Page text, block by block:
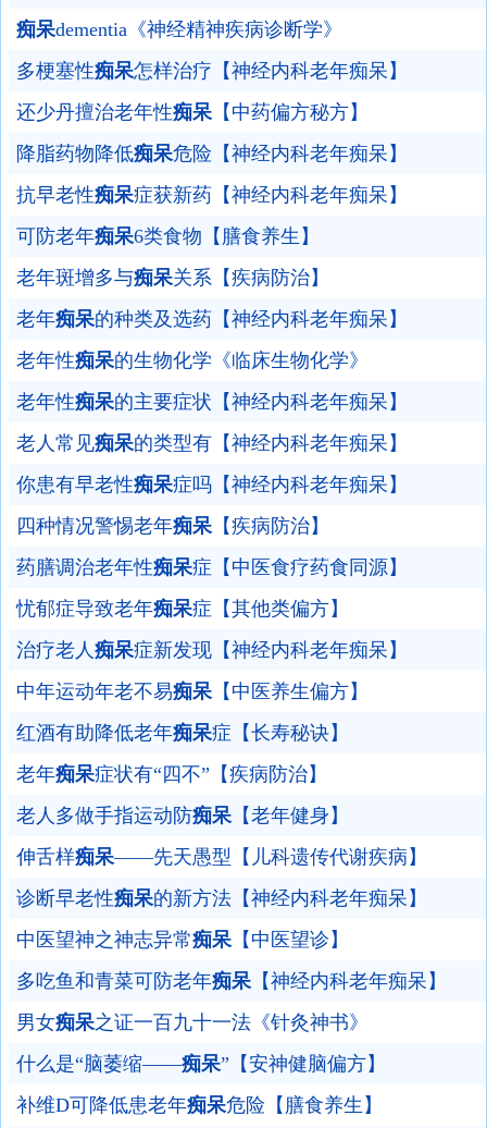
痴呆dementia《神经精神疾病诊断学》
多梗塞性痴呆怎样治疗【神经内科老年痴呆】
还少丹擅治老年性痴呆【中药偏方秘方】
降脂药物降低痴呆危险【神经内科老年痴呆】
抗早老性痴呆症获新药【神经内科老年痴呆】
可防老年痴呆6类食物【膳食养生】
老年斑增多与痴呆关系【疾病防治】
老年痴呆的种类及选药【神经内科老年痴呆】
老年性痴呆的生物化学《临床生物化学》
老年性痴呆的主要症状【神经内科老年痴呆】
老人常见痴呆的类型有【神经内科老年痴呆】
你患有早老性痴呆症吗【神经内科老年痴呆】
四种情况警惕老年痴呆【疾病防治】
药膳调治老年性痴呆症【中医食疗药食同源】
忧郁症导致老年痴呆症【其他类偏方】
治疗老人痴呆症新发现【神经内科老年痴呆】
中年运动年老不易痴呆【中医养生偏方】
红酒有助降低老年痴呆症【长寿秘诀】
老年痴呆症状有“四不”【疾病防治】
老人多做手指运动防痴呆【老年健身】
伸舌样痴呆——先天愚型【儿科遗传代谢疾病】
诊断早老性痴呆的新方法【神经内科老年痴呆】
中医望神之神志异常痴呆【中医望诊】
多吃鱼和青菜可防老年痴呆【神经内科老年痴呆】
男女痴呆之证一百九十一法《针灸神书》
什么是“脑萎缩——痴呆”【安神健脑偏方】
补维D可降低患老年痴呆危险【膳食养生】